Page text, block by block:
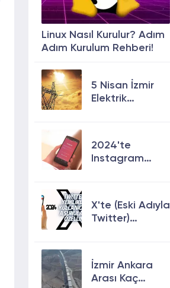
Linux Nasıl Kurulur? Adım
Adım Kurulum Rehberi!
5 Nisan İzmir
Elektrik
2024'te
Instagram
Etkili Yolları!
X'te (Eski Adıyla
Twitter)
Sunulan Son
Özellikler 2024
İzmir Ankara
Arası Kaç